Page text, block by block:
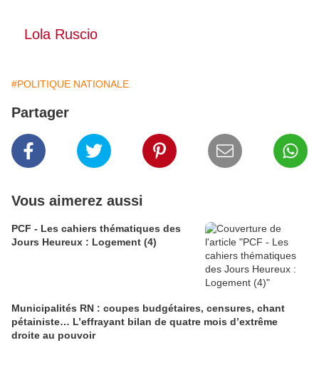
Lola Ruscio
#POLITIQUE NATIONALE
Partager
Vous aimerez aussi
PCF - Les cahiers thématiques des
Jours Heureux : Logement (4)
Municipalités RN : coupes budgétaires, censures, chant
pétainiste… L’effrayant bilan de quatre mois d’extrême
droite au pouvoir